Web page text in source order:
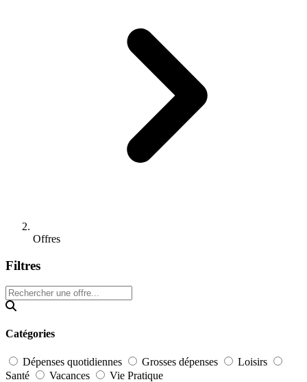
Offres
Filtres
Catégories
Dépenses quotidiennes Grosses dépenses
Loisirs
Santé
Vacances Vie Pratique